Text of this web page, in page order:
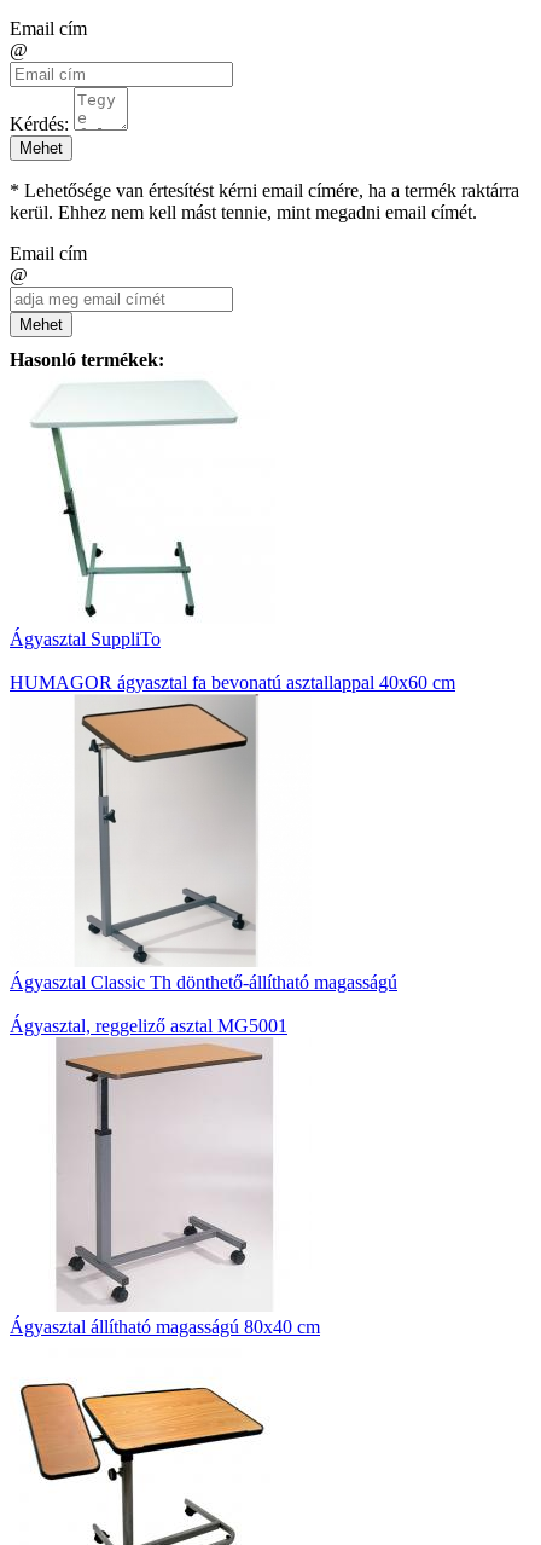
Email cím
@
Kérdés:
Mehet
* Lehetősége van értesítést kérni email címére, ha a termék raktárra
kerül. Ehhez nem kell mást tennie, mint megadni email címét.
Email cím
@
Mehet
Hasonló termékek:
Ágyasztal SuppliTo
HUMAGOR ágyasztal fa bevonatú asztallappal 40x60 cm
Ágyasztal Classic Th dönthető-állítható magasságú
Ágyasztal, reggeliző asztal MG5001
Ágyasztal állítható magasságú 80x40 cm